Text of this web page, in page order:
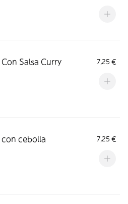
Salsa Curry 7,25 €
con cebolla 7,25 €